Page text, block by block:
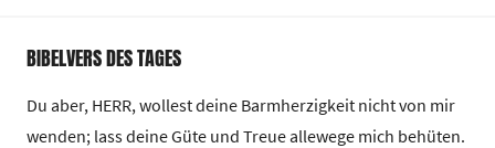
BIBELVERS DES TAGES
Du aber, HERR, wollest deine Barmherzigkeit nicht von mir
wenden; lass deine Güte und Treue allewege mich behüten.